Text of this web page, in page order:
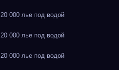
000 лье под водой
000 лье под водой
000 лье под водой